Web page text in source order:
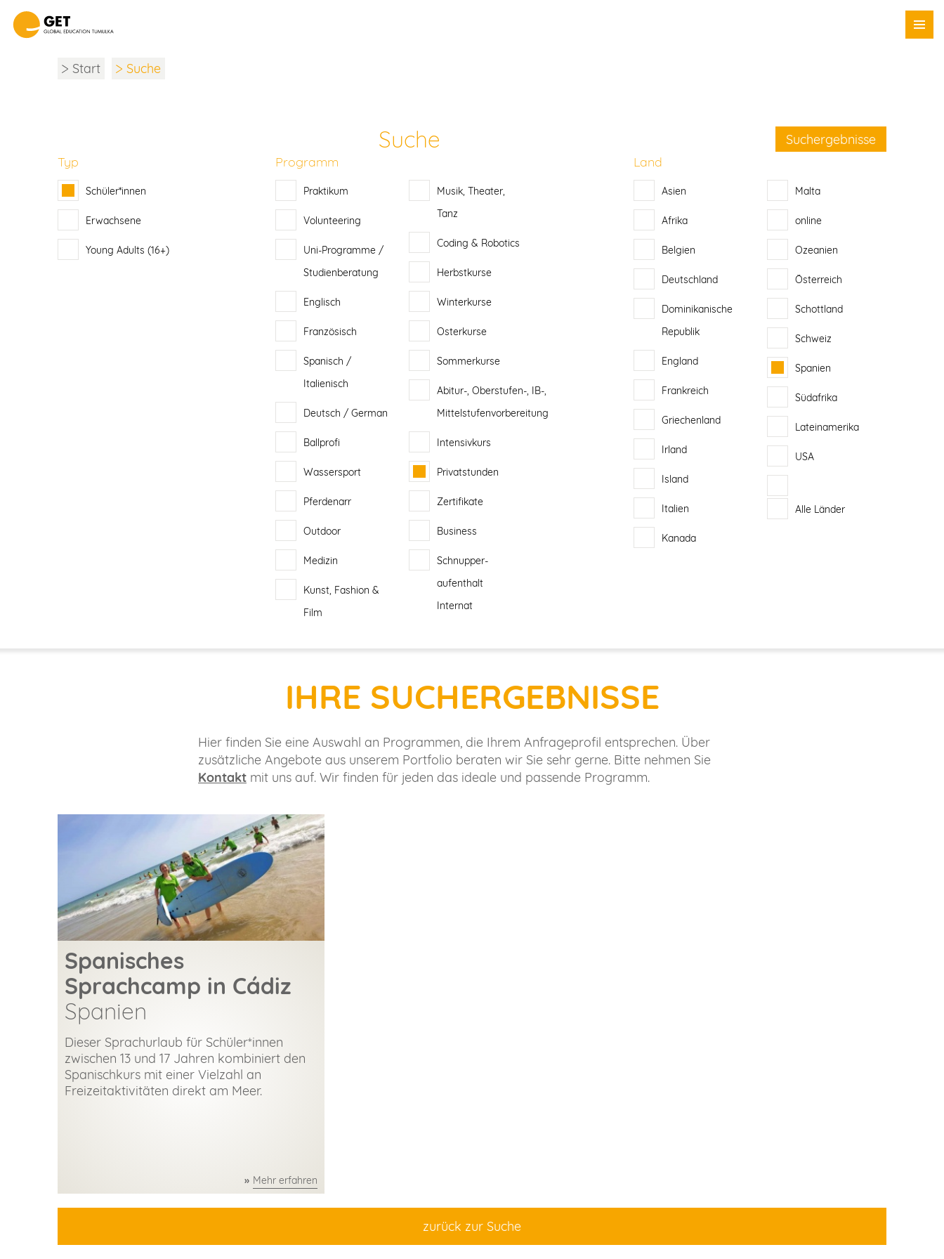
Erwachsene
Schulberatung
GET-Blog
PR & Webinare
Ihre Anfrage
Start Suche
Suche
Suchergebnisse
Typ
Schüler*innen
Erwachsene
Young Adults (16+)
Programm
Praktikum
Volunteering
Uni-Programme /
Studienberatung
Englisch
Französisch
Spanisch /
Italienisch
Deutsch / German
Ballprofi
Wassersport
Pferdenarr
Outdoor
Medizin
Kunst, Fashion &
Film
Musik, Theater,
Tanz
Coding & Robotics
Herbstkurse
Winterkurse
Osterkurse
Sommerkurse
Abitur-, Oberstufen-, IB-,
Mittelstufenvorbereitung
Intensivkurs
Privatstunden
Zertifikate
Business
Schnupper-
aufenthalt
Internat
Land
Asien
Afrika
Belgien
Deutschland
Dominikanische
Republik
England
Frankreich
Griechenland
Irland
Island
Italien
Kanada
Malta
online
Ozeanien
Österreich
Schottland
Schweiz
Spanien
Südafrika
Lateinamerika
USA
Alle Länder
IHRE SUCHERGEBNISSE
Hier finden Sie eine Auswahl an Programmen, die Ihrem Anfrageprofil entsprechen. Über
zusätzliche Angebote aus unserem Portfolio beraten wir Sie sehr gerne. Bitte nehmen Sie
Kontakt mit uns auf. Wir finden für jeden das ideale und passende Programm.
Spanisches
Sprachcamp in Cádiz
Spanien
Dieser Sprachurlaub für Schüler*innen
zwischen 13 und 17 Jahren kombiniert den
Spanischkurs mit einer Vielzahl an
Freizeitaktivitäten direkt am Meer.
Mehr erfahren
zurück zur Suche